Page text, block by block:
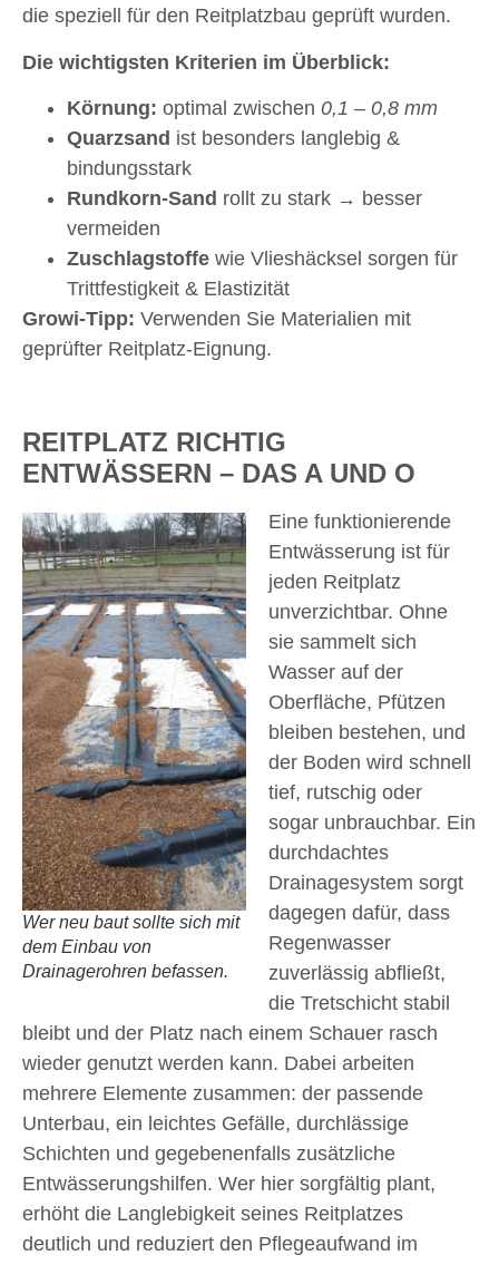
die speziell für den Reitplatzbau geprüft wurden.
Die wichtigsten Kriterien im Überblick:
Körnung: optimal zwischen 0,1 – 0,8 mm
Quarzsand ist besonders langlebig &
bindungsstark
Rundkorn-Sand rollt zu stark → besser
vermeiden
Zuschlagstoffe wie Vlieshäcksel sorgen für
Trittfestigkeit & Elastizität
Growi-Tipp: Verwenden Sie Materialien mit
geprüfter Reitplatz-Eignung.
REITPLATZ RICHTIG
ENTWÄSSERN – DAS A UND O
Wer neu baut sollte sich mit
dem Einbau von
Drainagerohren befassen.
Eine funktionierende
Entwässerung ist für
jeden Reitplatz
unverzichtbar. Ohne
sie sammelt sich
Wasser auf der
Oberfläche, Pfützen
bleiben bestehen, und
der Boden wird schnell
tief, rutschig oder
sogar unbrauchbar. Ein
durchdachtes
Drainagesystem sorgt
dagegen dafür, dass
Regenwasser
zuverlässig abfließt,
die Tretschicht stabil
bleibt und der Platz nach einem Schauer rasch
wieder genutzt werden kann. Dabei arbeiten
mehrere Elemente zusammen: der passende
Unterbau, ein leichtes Gefälle, durchlässige
Schichten und gegebenenfalls zusätzliche
Entwässerungshilfen. Wer hier sorgfältig plant,
erhöht die Langlebigkeit seines Reitplatzes
deutlich und reduziert den Pflegeaufwand im